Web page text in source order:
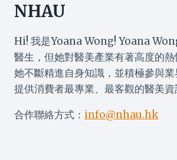
NHAU
Hi! 我是Yoana Wong! Yoana
醫生，但她對醫美產業有著高度的熱
她不斷精進自身知識，並積極參與
提供消費者最專業、最客觀的醫美資
合作聯絡方式： info@nhau.hk